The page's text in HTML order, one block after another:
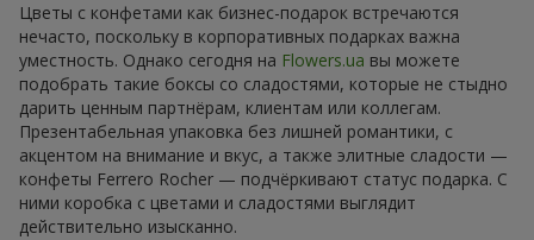
Цветы с конфетами как бизнес-подарок встречаются
нечасто, поскольку в корпоративных подарках важна
уместность. Однако сегодня на Flowers.ua вы можете
подобрать такие боксы со сладостями, которые не стыдно
дарить ценным партнёрам, клиентам или коллегам.
Презентабельная упаковка без лишней романтики, с
акцентом на внимание и вкус, а также элитные сладости —
конфеты Ferrero Rocher — подчёркивают статус подарка. С
ними коробка с цветами и сладостями выглядит
действительно изысканно.